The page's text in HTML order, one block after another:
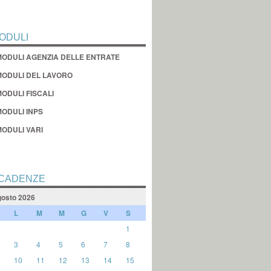
AGENZIA DELLE ENTRATE
DEL LAVORO
FISCALI
INPS
VARI
2026
L M M G V S
1
3 4 5 6 7
8
10 11 12 13 14
15